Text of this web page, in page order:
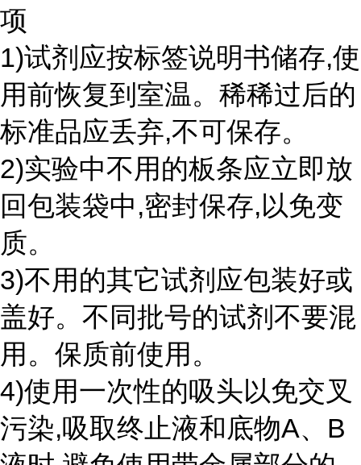
项
1)试剂应按标签说明书储存,使
用前恢复到室温。稀稀过后的
标准品应丢弃,不可保存。
2)实验中不用的板条应立即放
回包装袋中,密封保存,以免变
质。
3)不用的其它试剂应包装好或
盖好。不同批号的试剂不要混
用。保质前使用。
4)使用一次性的吸头以免交叉
污染,吸取终止液和底物A、B